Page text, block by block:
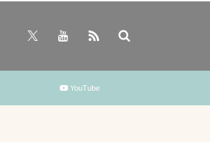
YouTube